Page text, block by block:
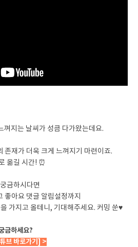
지는 날씨가 성큼 다가왔는데요.
존재가 더욱 크게 느껴지기 마련이죠.
옮길 시간! ⏰
금하시다면
좋아요 댓글 알림설정까지
가지고 올테니, 기대해주세요. 커밍 쑨♥
금하세요?
브 바로가기] >